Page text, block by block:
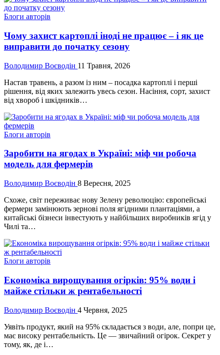
Блоги авторів
Чому захист картоплі іноді не працює – і як це
виправити до початку сезону
Володимир Воєводін 11 Травня, 2026
Настав травень, а разом із ним – посадка картоплі і перші
рішення, від яких залежить увесь сезон. Насіння, сорт, захист
від хвороб і шкідників…
Блоги авторів
Заробити на ягодах в Україні: міф чи робоча
модель для фермерів
Володимир Воєводін 8 Вересня, 2025
Схоже, світ переживає нову Зелену революцію: європейські
фермери замінюють зернові поля ягідними плантаціями, а
китайські бізнеси інвестують у найбільших виробників ягід у
Чилі та…
Блоги авторів
Економіка вирощування огірків: 95% води і
майже стільки ж рентабельності
Володимир Воєводін 4 Червня, 2025
Уявіть продукт, який на 95% складається з води, але, попри це,
має високу рентабельність. Це — звичайний огірок. Секрет у
тому, як, де і…